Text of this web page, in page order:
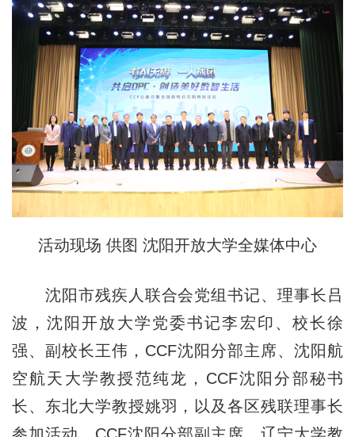
活动现场 供图 沈阳开放大学全媒体中心
沈阳市残疾人联合会党组书记、理事长吕
波，沈阳开放大学党委书记李宏印、校长徐
强、副校长王伟，CCF沈阳分部主席、沈阳航
空航天大学教授范纯龙，CCF沈阳分部秘书
长、东北大学教授姚羽，以及各区残联理事长